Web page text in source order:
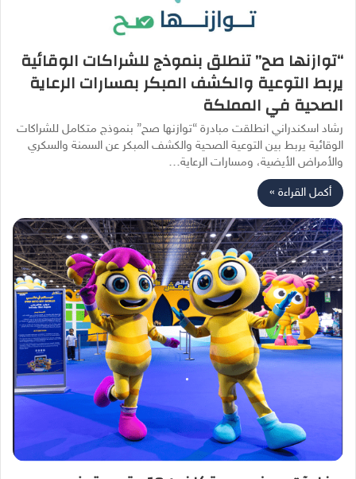
“توازنها صح” تنطلق بنموذج للشراكات الوقائية
يربط التوعية والكشف المبكر بمسارات الرعاية
الصحية في المملكة
رشاد اسكندراني انطلقت مبادرة “توازنها صح” بنموذج متكامل للشراكات
الوقائية يربط بين التوعية الصحية والكشف المبكر عن السمنة والسكري
والأمراض الأيضية، ومسارات الرعاية…
أكمل القراءة »